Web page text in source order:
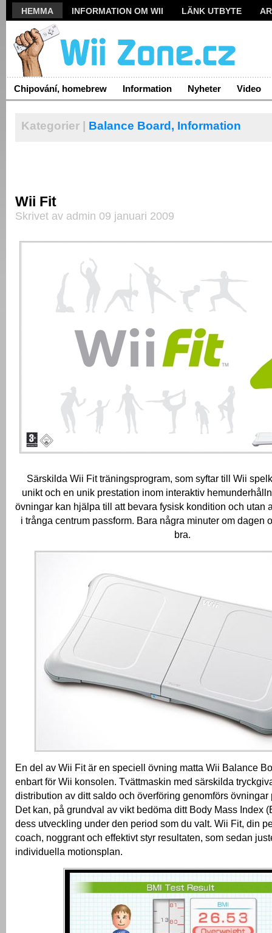
HEMMA INFORMATION OM WII LÄNK UTBYTE
Chipování, homebrew Information Nyheter Video
Kategorier | Balance Board, Information
Wii Fit
Skrivet av admin 09 januari 2009
Särskilda Wii Fit träningsprogram, som syftar till Wii
unikt och en unik prestation inom interaktiv
övningar kan hjälpa till att bevara fysisk kondition och utan
i trånga centrum passform. Bara några minuter om dagen
bra.
En del av Wii Fit är en speciell övning matta Wii Balance
enbart för Wii konsolen. Tvättmaskin med särskilda
distribution av ditt saldo och överföring genomförs övningar
Det kan, på grundval av vikt bedöma ditt Body Mass Index
dess utveckling under den period som du valt. Wii Fit, din
coach, noggrant och effektivt styr resultaten, som sedan
individuella motionsplan.